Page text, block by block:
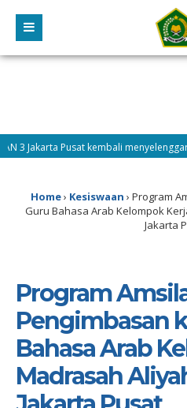
Pusat kembali
Home› Kesiswaan › Program
Guru Bahasa Arab Kelompok
Jakarta
Program
Pengimbasan
Bahasa Arab
Madrasah